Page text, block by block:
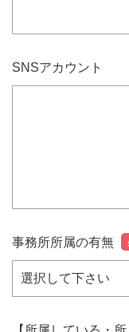
SNSアカウント
事務所所属の有無